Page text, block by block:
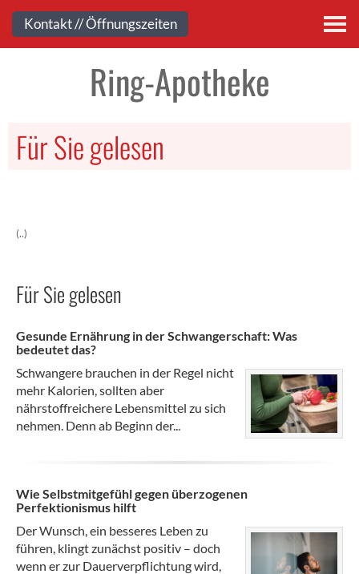
Kontakt
Ring-Apotheke
Für Sie gelesen
(..)
Für Sie gelesen
Gesunde Ernährung in der Schwangerschaft: Was
bedeutet das?
Schwangere brauchen in der Regel nicht
mehr Kalorien, sollten aber
nährstoffreichere Lebensmittel zu sich
nehmen. Denn ab Beginn der...
Wie Selbstmitgefühl gegen überzogenen
Perfektionismus hilft
Der Wunsch, ein besseres Leben zu
führen, klingt zunächst positiv – doch
wenn er zur Dauerverpflichtung wird,
Kontakt // Öffnungszeiten